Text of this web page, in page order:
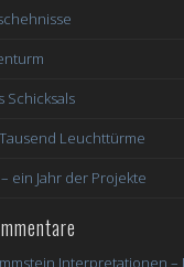
Schicksals
Leuchttürme
ein Jahr der Projekte